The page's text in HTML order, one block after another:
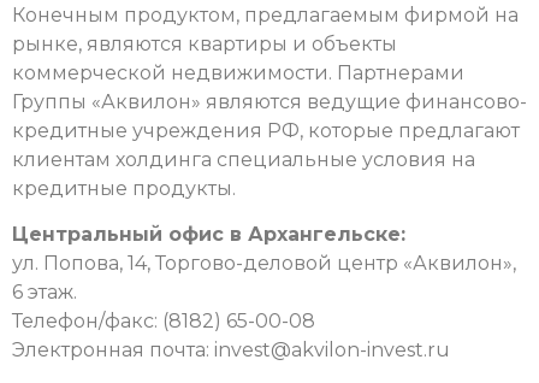
Конечным продуктом, предлагаемым фирмой на
рынке, являются квартиры и объекты
коммерческой недвижимости. Партнерами
Группы «Аквилон» являются ведущие финансово-
кредитные учреждения РФ, которые предлагают
клиентам холдинга специальные условия на
кредитные продукты.
Центральный офис в Архангельске:
ул. Попова, 14, Торгово-деловой центр «Аквилон»,
6 этаж.
Телефон/факс: (8182) 65-00-08
Электронная почта: invest@akvilon-invest.ru